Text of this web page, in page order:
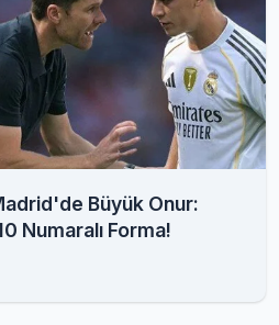
Büyük Onur:
Numaralı Forma!